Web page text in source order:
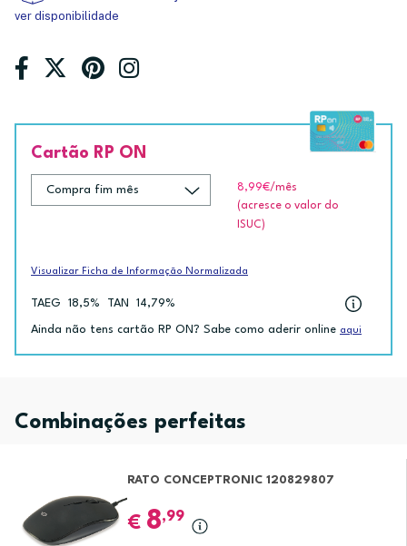
ver disponibilidade
Cartão RP ON
8,99€/mês
(acresce o valor do
ISUC)
Visualizar Ficha de Informação Normalizada
TAEG 18,5% TAN 14,79%
Ainda não tens cartão RP ON? Sabe como aderir online aqui
Combinações perfeitas
RATO CONCEPTRONIC 120829807
€ 8,99